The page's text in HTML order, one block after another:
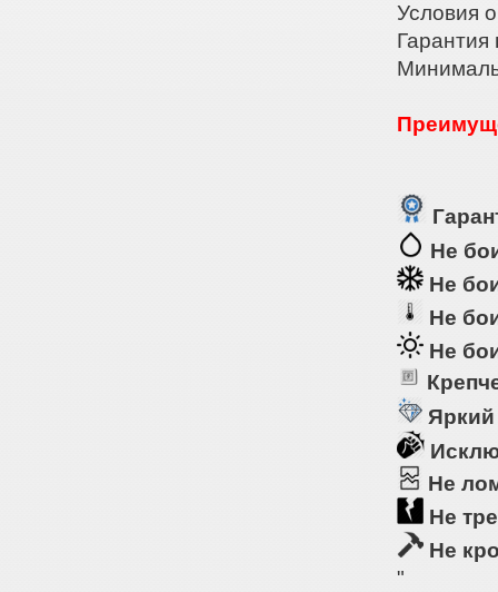
Условия
Гарантия
Не
Не
Не
Не
Не
Не
Не
"